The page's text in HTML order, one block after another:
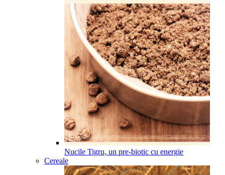
Nucile Tigru, un pre-biotic cu energie
Cereale